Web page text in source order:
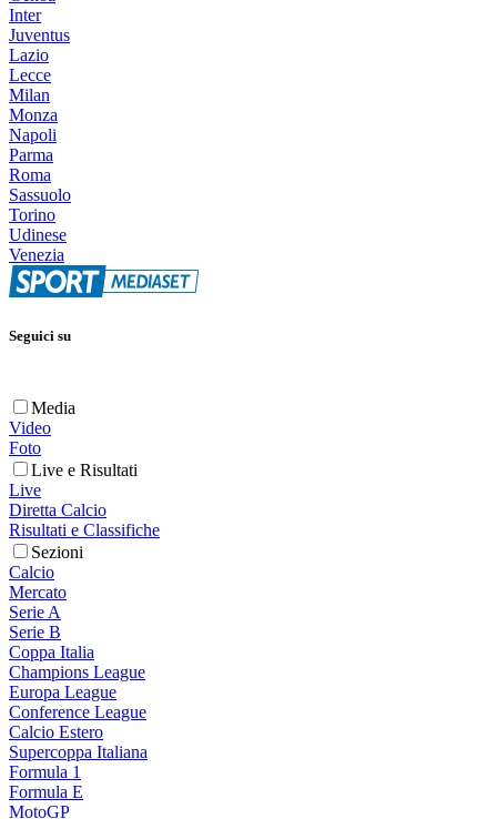
Inter
Juventus
Lazio
Lecce
Milan
Monza
Napoli
Parma
Roma
Sassuolo
Torino
Udinese
Venezia
Seguici su
Media
Video
Foto
Live e Risultati
Live
Diretta Calcio
Risultati e Classifiche
Sezioni
Calcio
Mercato
Serie A
Serie B
Coppa Italia
Champions League
Europa League
Conference League
Calcio Estero
Supercoppa Italiana
Formula 1
Formula E
MotoGP